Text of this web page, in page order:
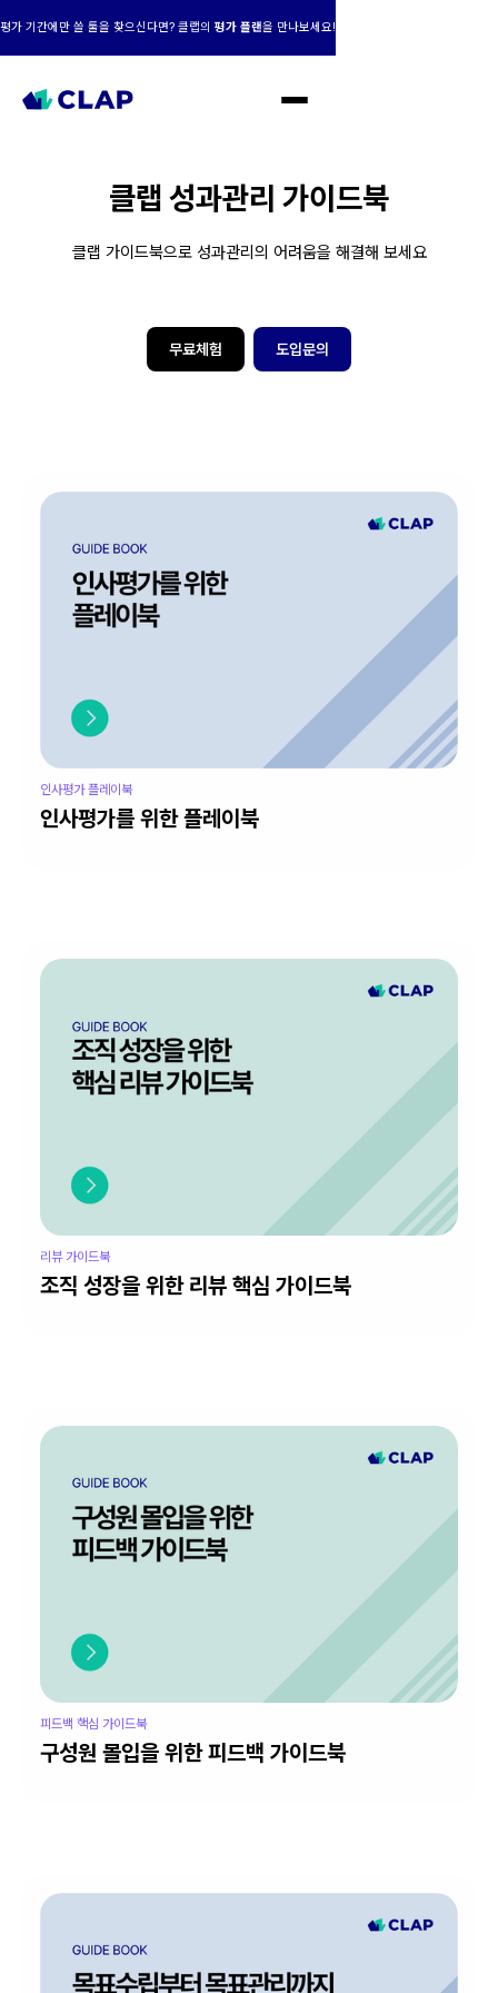
평가 기간에만 쓸 툴을 찾으신다면? 클랩의 평가 플랜을 만나보세요!
클랩 성과관리 가이드북
클랩 가이드북으로 성과관리의 어려움을 해결해 보세요
무료체험 도입문의
인사평가 플레이북
인사평가를 위한 플레이북
리뷰 가이드북
조직 성장을 위한 리뷰 핵심 가이드북
피드백 핵심 가이드북
구성원 몰입을 위한 피드백 가이드북